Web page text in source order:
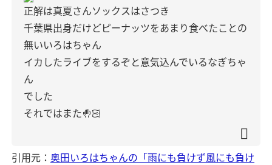
正解は真夏さんソックスはさつき
千葉県出身だけどピーナッツをあまり食べたことの
無いいろはちゃん
イカしたライブをするぞと意気込んでいるなぎちゃ
ん
でした
それではまた🤚🏻
引用元： 奥田いろはちゃんの「雨にも負けず風にも負け